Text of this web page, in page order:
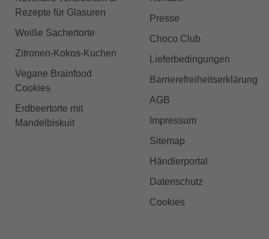
Rezepte für Glasuren
Weiße Sachertorte
Zitronen-Kokos-Kuchen
Vegane Brainfood
Cookies
Erdbeertorte mit
Mandelbiskuit
Presse
Choco Club
Lieferbedingungen
Barrierefreiheitserklärung
AGB
Impressum
Sitemap
Händlerportal
Datenschutz
Cookies